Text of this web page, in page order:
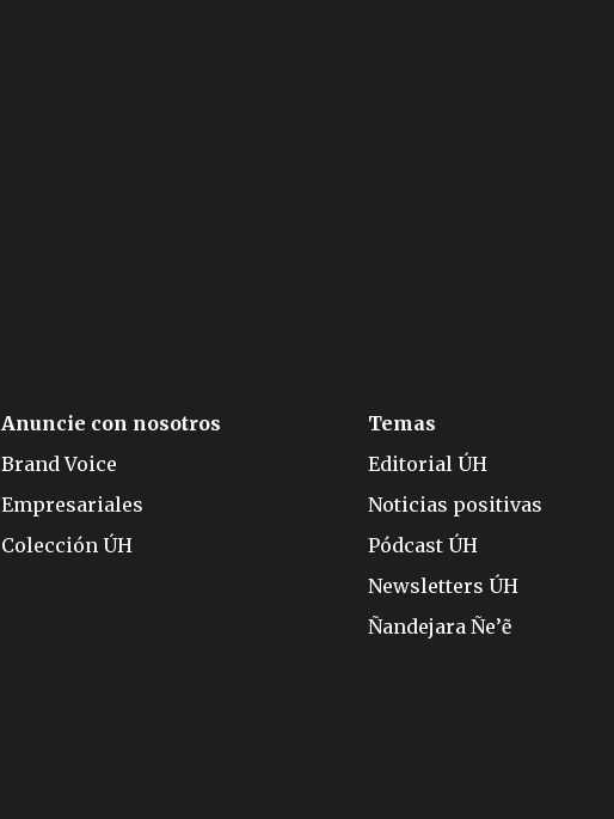
Anuncie con nosotros
Brand Voice
Empresariales
Colección ÚH
Temas
Editorial ÚH
Noticias positivas
Pódcast ÚH
Newsletters ÚH
Ñandejara Ñe’ẽ